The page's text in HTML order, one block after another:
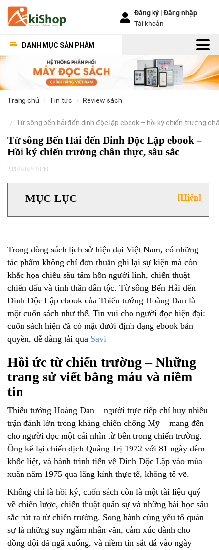
Đăng ký |Đăng nhập
Tài khoản
DANH MỤC SẢN PHẨM
trang chủ tin tức review sách
từ sông bến hải đến dinh độc lập ebook – hồi ký chiến trường
Từ sông Bến Hải đến Dinh Độc Lập ebook –
Hồi ký chiến trường chân thực, sâu sắc
23/04/2025 10:30
[Hiện]
MỤC LỤC
Trong dòng sách lịch sử hiện đại Việt Nam, có những
tác phẩm không chỉ đơn thuần ghi lại sự kiện mà còn
khắc họa chiều sâu tâm hồn người lính, chiến thuật
chiến đấu và tinh thần dân tộc. Từ sông Bến Hải đến
Dinh Độc Lập ebook của Thiếu tướng Hoàng Đan là
một cuốn sách như thế. Tin vui cho người đọc hiện đại:
cuốn sách hiện đã có mặt dưới định dạng ebook bản
quyền, dễ dàng tải qua Savi
Hồi ức từ chiến trường – Những
trang sử viết bằng máu và niềm
tin
Thiếu tướng Hoàng Đan – người trực tiếp chỉ huy nhiều
trận đánh lớn trong kháng chiến chống Mỹ – mang đến
cho người đọc một cái nhìn từ bên trong chiến trường.
Ông kể lại chiến dịch Quảng Trị 1972 với 81 ngày đêm
khốc liệt, và hành trình tiến về Dinh Độc Lập vào mùa
xuân năm 1975 qua lăng kính thực tế, không tô vẽ.
Không chỉ là hồi ký, cuốn sách còn là một tài liệu quý
về chiến lược, chiến thuật quân sự và những bài học sâu
sắc rút ra từ chiến trường. Song hành cùng yếu tố quân
sự là những suy ngẫm nhân văn, cảm xúc dành cho
đồng đội đã ngã xuống, và niềm tin sắt đá vào ngày